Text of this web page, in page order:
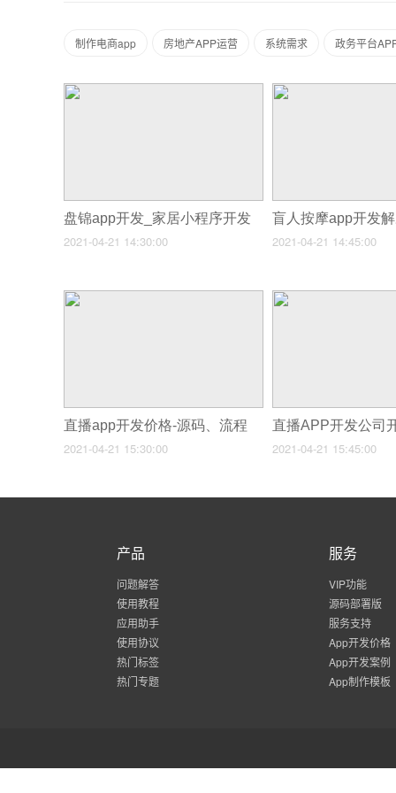
制作电商app 房地产APP运营 系统需求 政务平台
盘锦app开发_家居小程序开发
2021-04-21 14:30:00 2021-04-21 14:45:00
直播app开发价格-源码、流程
2021-04-21 15:30:00 2021-04-21 15:45:00
产品
问题解答
使用教程
应用助手
使用协议
热门标签
热门专题
服务
VIP功能
源码部署版
服务支持
App开发价格
App开发案例
App制作模板